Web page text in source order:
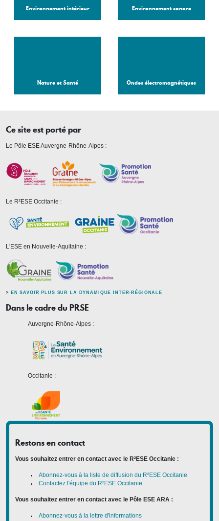
Environnement intérieur Environnement sonore
Nature et Santé Ondes électromagnétiques
Ce site est porté par
Le Pôle ESE Auvergne-Rhône-Alpes :
Le R²ESE Occitanie :
L'ESE en Nouvelle-Aquitaine :
> EN SAVOIR PLUS SUR LA DYNAMIQUE INTER-RÉGIONALE
Dans le cadre du PRSE
Auvergne-Rhône-Alpes :
Occitanie :
Restons en contact
Vous souhaitez entrer en contact avec le R²ESE Occitanie :
Abonnez-vous à la liste de diffusion du R²ESE Occitanie
Contactez l'équipe du R²ESE Occitanie
Vous souhaitez entrer en contact avec le Pôle ESE ARA :
Abonnez-vous à la lettre d'informations